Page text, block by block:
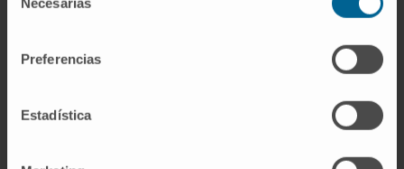
Preferencias
Estadística
dominancia del hemisferio izquierdo para el
mano. Entre las personas zurdas, en cambio, la
lateralización es más variable: algunas